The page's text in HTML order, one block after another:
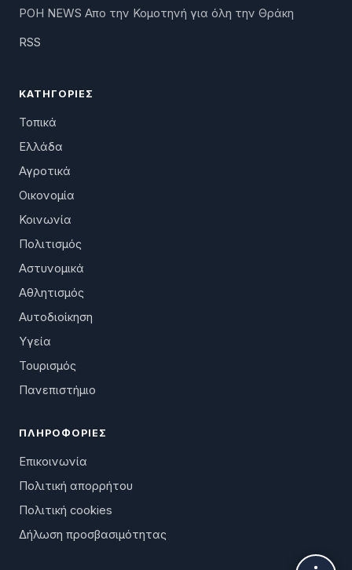
ΡΟΗ NEWS Απο την Κομοτηνή για όλη την Θράκη
RSS
ΚΑΤΗΓΟΡΊΕΣ
Τοπικά
Ελλάδα
Αγροτικά
Οικονομία
Κοινωνία
Πολιτισμός
Αστυνομικά
Αθλητισμός
Αυτοδιοίκηση
Υγεία
Τουρισμός
Πανεπιστήμιο
ΠΛΗΡΟΦΟΡΊΕΣ
Επικοινωνία
Πολιτική απορρήτου
Πολιτική cookies
Δήλωση προσβασιμότητας